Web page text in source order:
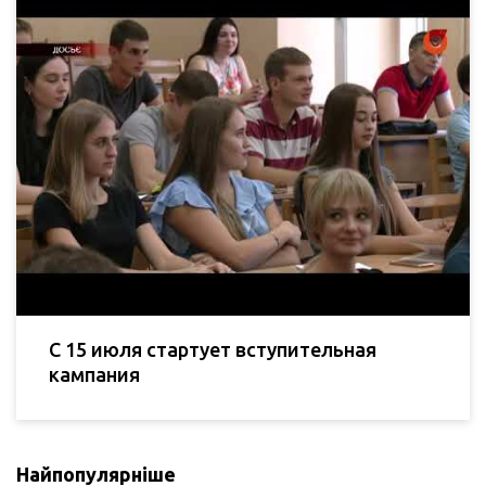
С 15 июля стартует вступительная
кампания
Найпопулярніше